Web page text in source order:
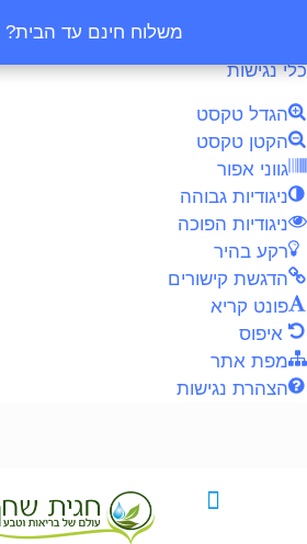
סרגל
כלי נגישות
הגדל טקסט
הקטן טקסט
גווני אפור
ניגודיות גבוהה
ניגודיות הפוכה
רקע בהיר
הדגשת קישורים
פונט קריא
איפוס
מפת אתר
הצהרת נגישות
משלוח חינם עד הבית?
משלוח חינם עד הבית?